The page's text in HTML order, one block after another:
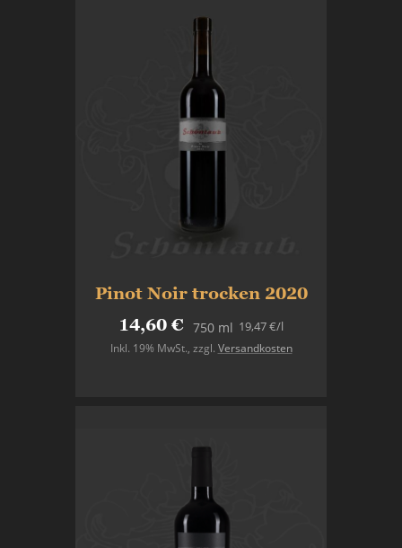
Pinot Noir trocken 2020
14,60 € 750 ml
Inkl. 19% MwSt., zzgl. Versandkosten
19,47 €/l